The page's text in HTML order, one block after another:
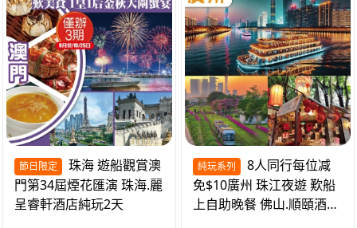
節日限定
門第34屆煙花匯演 珠海.麗
呈睿軒酒店純玩2天
純玩系列
免$10廣州 珠江夜遊 歎船
上自助晚餐 佛山.順頤酒店